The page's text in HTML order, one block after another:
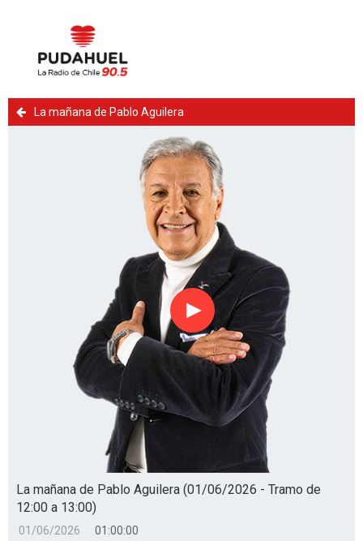
La mañana de Pablo Aguilera
Reproducir
La mañana de Pablo Aguilera (01/06/2026 - Tramo de
12:00 a 13:00)
01/06/2026 01:00:00